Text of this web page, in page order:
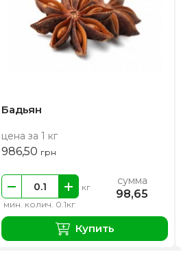
Бадьян
цена за 1 кг
986,50 грн
мин. колич. 0.1кг
кг сумма
98,65
Купить